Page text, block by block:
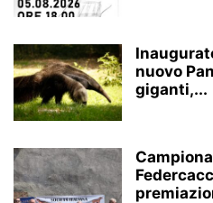
nuovo
giganti,...